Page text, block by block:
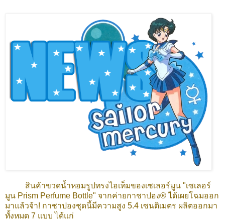
สินค้าขวดน้ำหอมรูปทรงไอเท็มของเซเลอร์มูน "เซเลอร์
มูน Prism Perfume Bottle" จากค่ายกาชาปอง® ได้เผยโฉมออก
มาแล้วจ้า! กาชาปองชุดนี้มีความสูง 5.4 เซนติเมตร ผลิตออกมา
ทั้งหมด 7 แบบ ได้แก่